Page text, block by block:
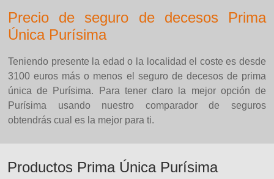
Precio de seguro de decesos Prima
Única Purísima
Teniendo presente la edad o la localidad el coste es desde
3100 euros más o menos el seguro de decesos de prima
única de Purísima. Para tener claro la mejor opción de
Purísima usando nuestro comparador de seguros
obtendrás cual es la mejor para ti.
Productos Prima Única Purísima